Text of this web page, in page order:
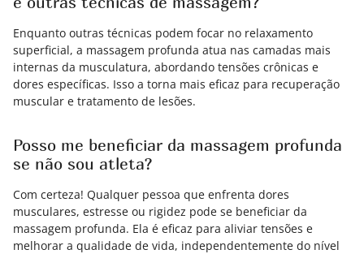
Enquanto outras técnicas podem focar no relaxamento
superficial, a massagem profunda atua nas camadas mais
internas da musculatura, abordando tensões crônicas e
dores específicas. Isso a torna mais eficaz para recuperação
muscular e tratamento de lesões.
Posso me beneficiar da massagem profunda
se não sou atleta?
Com certeza! Qualquer pessoa que enfrenta dores
musculares, estresse ou rigidez pode se beneficiar da
massagem profunda. Ela é eficaz para aliviar tensões e
melhorar a qualidade de vida, independentemente do nível